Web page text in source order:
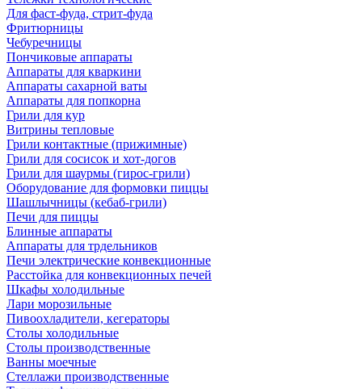
Для фаст-фуда, стрит-фуда
Фритюрницы
Чебуречницы
Пончиковые аппараты
Аппараты для кваркини
Аппараты сахарной ваты
Аппараты для попкорна
Грили для кур
Витрины тепловые
Грили контактные (прижимные)
Грили для сосисок и хот-догов
Грили для шаурмы (гирос-грили)
Оборудование для формовки пиццы
Шашлычницы (кебаб-грили)
Печи для пиццы
Блинные аппараты
Аппараты для трдельников
Печи электрические конвекционные
Расстойка для конвекционных печей
Шкафы холодильные
Лари морозильные
Пивоохладители, кегераторы
Столы холодильные
Столы производственные
Ванны моечные
Стеллажи производственные